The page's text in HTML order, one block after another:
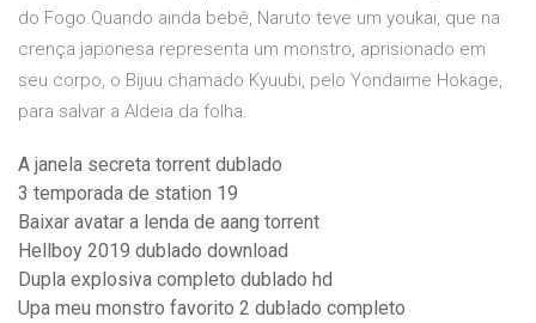
do Fogo.Quando ainda bebê, Naruto teve um youkai, que na
crença japonesa representa um monstro, aprisionado em
seu corpo, o Bijuu chamado Kyuubi, pelo Yondaime Hokage,
para salvar a Aldeia da folha.
A janela secreta torrent dublado
3 temporada de station 19
Baixar avatar a lenda de aang torrent
Hellboy 2019 dublado download
Dupla explosiva completo dublado hd
Upa meu monstro favorito 2 dublado completo